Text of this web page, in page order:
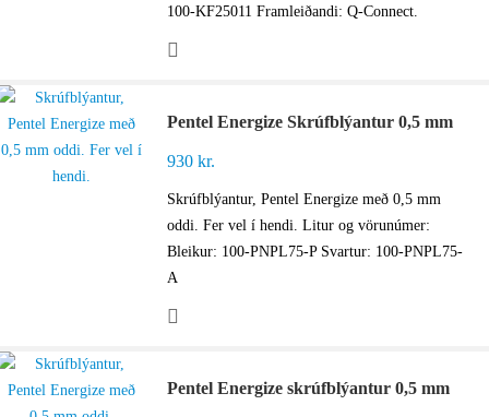
100-KF25011 Framleiðandi: Q-Connect.
Pentel Energize Skrúfblýantur 0,5 mm
930kr.
Skrúfblýantur, Pentel Energize með 0,5 mm
oddi. Fer vel í hendi. Litur og vörunúmer:
Bleikur: 100-PNPL75-P Svartur: 100-PNPL75-
A
Pentel Energize skrúfblýantur 0,5 mm